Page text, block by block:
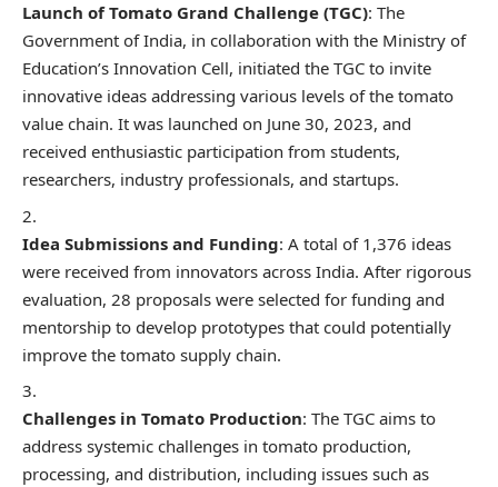
Launch of Tomato Grand Challenge (TGC): The
Government of India, in collaboration with the Ministry of
Education’s Innovation Cell, initiated the TGC to invite
innovative ideas addressing various levels of the tomato
value chain. It was launched on June 30, 2023, and
received enthusiastic participation from students,
researchers, industry professionals, and startups.
Idea Submissions and Funding: A total of 1,376 ideas
were received from innovators across India. After rigorous
evaluation, 28 proposals were selected for funding and
mentorship to develop prototypes that could potentially
improve the tomato supply chain.
Challenges in Tomato Production: The TGC aims to
address systemic challenges in tomato production,
processing, and distribution, including issues such as